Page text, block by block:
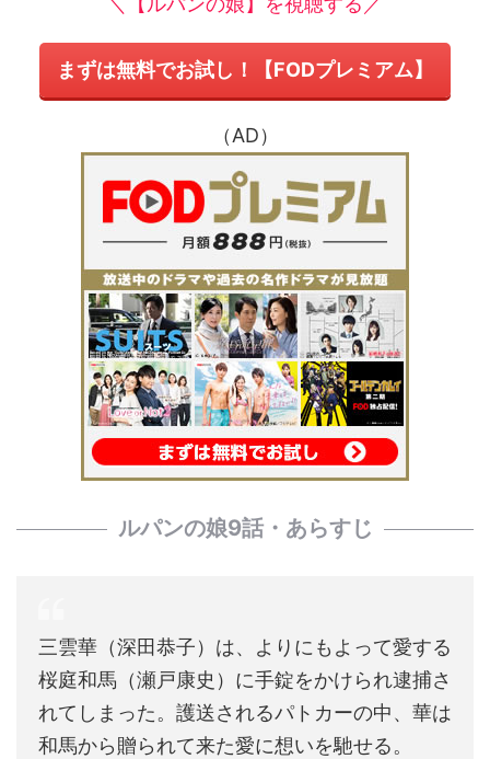
まずは無料でお試し！【FODプレミアム】
（AD）
ルパンの娘9話・あらすじ
三雲華（深田恭子）は、よりにもよって愛する
桜庭和馬（瀬戸康史）に手錠をかけられ逮捕さ
れてしまった。護送されるパトカーの中、華は
和馬から贈られて来た愛に想いを馳せる。